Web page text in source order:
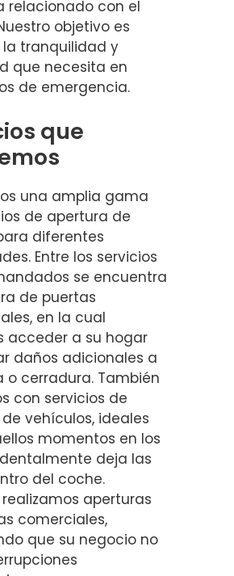
relacionado con el
objetivo es
la tranquilidad y
que necesita en
de emergencia.
que
una amplia gama
de apertura de
diferentes
Entre los servicios
se encuentra
de puertas
en la cual
acceder a su hogar
daños adicionales a
o cerradura. También
con servicios de
vehículos, ideales
momentos en los
deja las
del coche.
aperturas
comerciales,
que su negocio no